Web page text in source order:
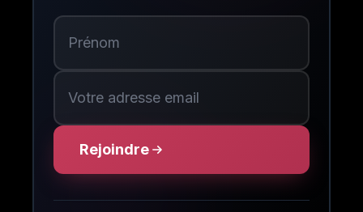
Rejoindre